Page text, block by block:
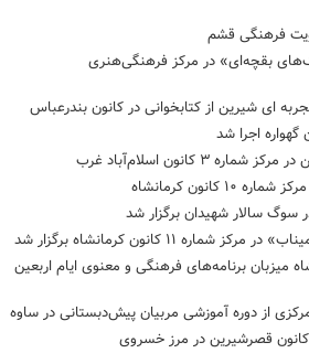
فرهنگی قشم
بقچه‌ای» در مرکز فرهنگی‌هنری
ای شیرین از کتابخوانی در کانون بندرعباس
گهواره اجرا شد
۳ کانون اسلام‌آباد غرب
کانون کرمانشاه
سوگ سالار شهیدان برگزار شد
۱۱ کانون کرمانشاه برگزار شد
کرمانشاه میزبان برنامه‌های فرهنگی و معنوی ایام اربعین
از دوره آموزشی مربیان پیش‌دبستانی در ساوه
قصرشیرین در مرز خسروی